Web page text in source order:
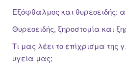
Εξόφθαλμος και θυρεοειδής:
Θυρεοειδής, ξηροστομία και
Τι μας λέει το επίχρισμα της
υγεία μας;